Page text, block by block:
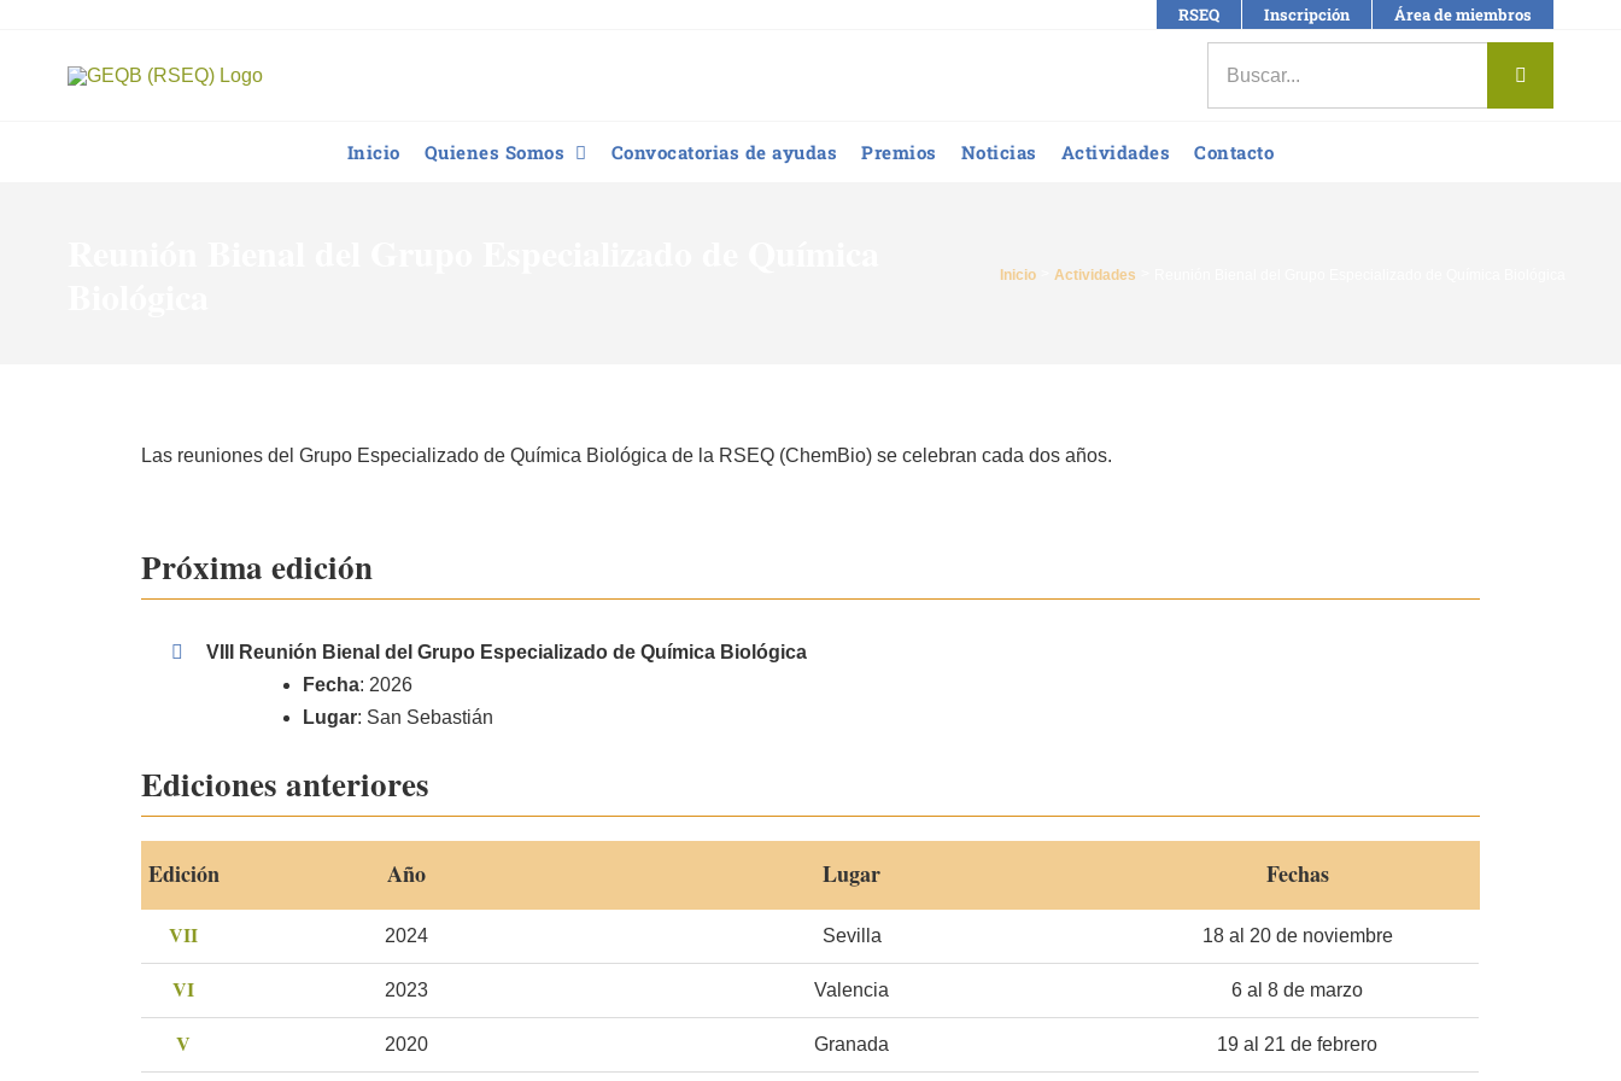
contenido
RSEQ Inscripción Área de miembros
Inicio Quienes Somos Convocatorias de ayudas Premios Noticias Actividades Contacto
Inicio Actividades
Las reuniones del Grupo Especializado de Química Biológica de la RSEQ (ChemBio) se celebran cada dos años.
Próxima edición
VIII Reunión Bienal del Grupo Especializado de Química Biológica
Fecha: 2026
Lugar: San Sebastián
Ediciones anteriores
Edición Año Lugar Fechas
VII 2024 Sevilla 18 al 20 de noviembre
VI 2023 Valencia 6 al 8 de marzo
V 2020 Granada 19 al 21 de febrero